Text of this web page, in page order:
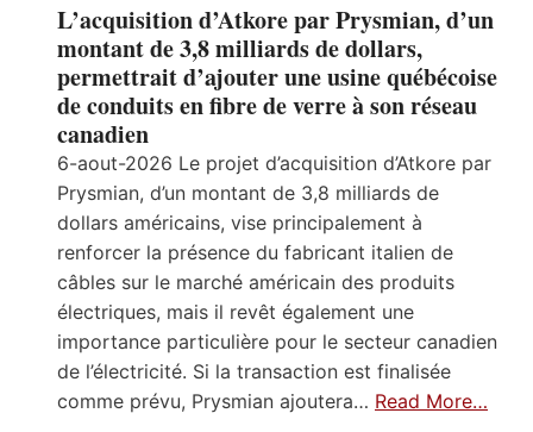
L’acquisition d’Atkore par Prysmian, d’un
montant de 3,8 milliards de dollars,
permettrait d’ajouter une usine québécoise
de conduits en fibre de verre à son réseau
canadien
6-aout-2026 Le projet d’acquisition d’Atkore par
Prysmian, d’un montant de 3,8 milliards de
dollars américains, vise principalement à
renforcer la présence du fabricant italien de
câbles sur le marché américain des produits
électriques, mais il revêt également une
importance particulière pour le secteur canadien
de l’électricité. Si la transaction est finalisée
comme prévu, Prysmian ajoutera… Read More…